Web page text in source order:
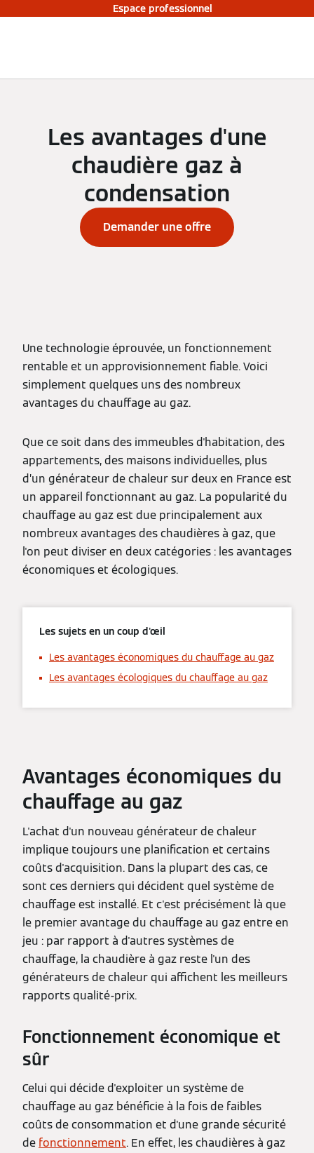
Espace professionnel
Les avantages d'une
chaudière gaz à
condensation
Demander une offre
Une technologie éprouvée, un fonctionnement
rentable et un approvisionnement fiable. Voici
simplement quelques uns des nombreux
avantages du chauffage au gaz.
Que ce soit dans des immeubles d'habitation, des
appartements, des maisons individuelles, plus
d’un générateur de chaleur sur deux en France est
un appareil fonctionnant au gaz. La popularité du
chauffage au gaz est due principalement aux
nombreux avantages des chaudières à gaz, que
l'on peut diviser en deux catégories : les avantages
économiques et écologiques.
Les sujets en un coup d'œil
Les avantages économiques du chauffage au gaz
Les avantages écologiques du chauffage au gaz
Avantages économiques du
chauffage au gaz
L'achat d'un nouveau générateur de chaleur
implique toujours une planification et certains
coûts d'acquisition. Dans la plupart des cas, ce
sont ces derniers qui décident quel système de
chauffage est installé. Et c'est précisément là que
le premier avantage du chauffage au gaz entre en
jeu : par rapport à d'autres systèmes de
chauffage, la chaudière à gaz reste l'un des
générateurs de chaleur qui affichent les meilleurs
rapports qualité-prix.
Fonctionnement économique et
sûr
Celui qui décide d'exploiter un système de
chauffage au gaz bénéficie à la fois de faibles
coûts de consommation et d'une grande sécurité
de fonctionnement. En effet, les chaudières à gaz